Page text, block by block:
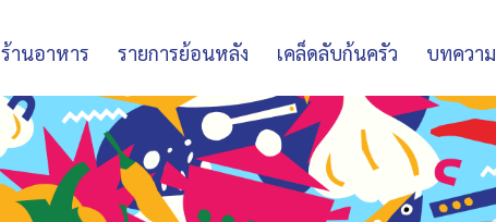
ร้านอาหาร รายการย้อนหลัง เคล็ดลับก้นครัว บทความ